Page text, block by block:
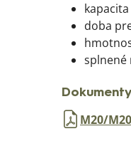
doba
splnené
Dokumenty
M20/